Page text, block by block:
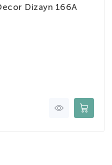
Dizayn 166A